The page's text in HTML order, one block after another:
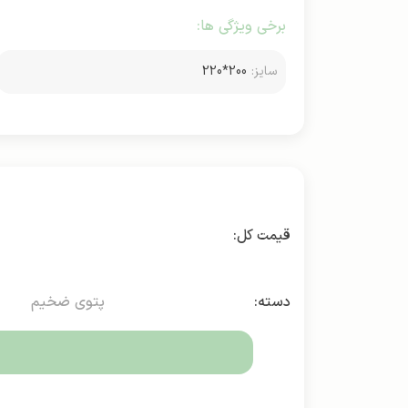
برخی ویژگی ها:
سایز: 200*220
دسته: پتوی ضخیم